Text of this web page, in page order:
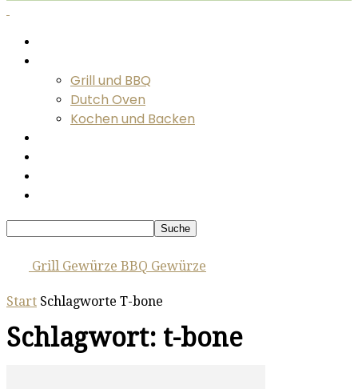
Grill und BBQ
Dutch Oven
Kochen und Backen
Grill Gewürze BBQ Gewürze
Start Schlagworte T-bone
Schlagwort: t-bone